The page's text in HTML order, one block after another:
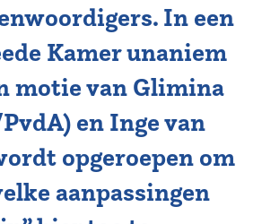
In een
Kamer unaniem
motie van Glimina
en Inge van
opgeroepen om
aanpassingen